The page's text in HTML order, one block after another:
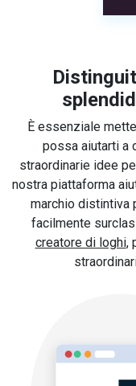
È essenziale
possa aiutarti a
straordinarie idee
nostra piattaforma
marchio distintiva
facilmente
creatore di loghi,